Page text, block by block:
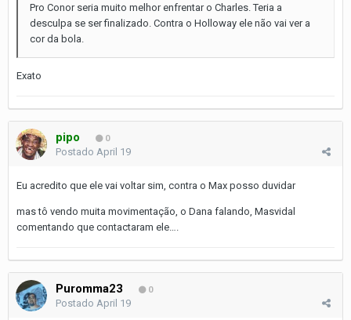
Pro Conor seria muito melhor enfrentar o Charles. Teria a
desculpa se ser finalizado. Contra o Holloway ele não vai ver a
cor da bola.
Exato
pipo 0
Postado April 19
Eu acredito que ele vai voltar sim, contra o Max posso duvidar
mas tô vendo muita movimentação, o Dana falando, Masvidal
comentando que contactaram ele….
Puromma23 0
Postado April 19